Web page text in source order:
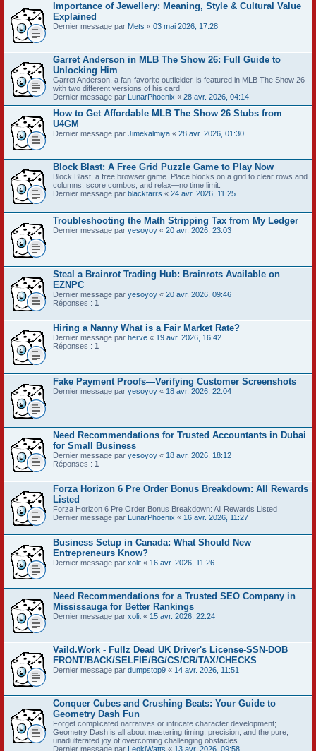
Importance of Jewellery: Meaning, Style & Cultural Value
Explained
Dernier message par Mets « 03 mai 2026, 17:28
Garret Anderson in MLB The Show 26: Full Guide to
Unlocking Him
Garret Anderson, a fan-favorite outfielder, is featured in MLB The Show 26
with two different versions of his card.
Dernier message par LunarPhoenix « 28 avr. 2026, 04:14
How to Get Affordable MLB The Show 26 Stubs from
U4GM
Dernier message par Jimekalmiya « 28 avr. 2026, 01:30
Block Blast: A Free Grid Puzzle Game to Play Now
Block Blast, a free browser game. Place blocks on a grid to clear rows and
columns, score combos, and relax—no time limit.
Dernier message par blacktarrs « 24 avr. 2026, 11:25
Troubleshooting the Math Stripping Tax from My Ledger
Dernier message par yesoyoy « 20 avr. 2026, 23:03
Steal a Brainrot Trading Hub: Brainrots Available on
EZNPC
Dernier message par yesoyoy « 20 avr. 2026, 09:46
Réponses : 1
Hiring a Nanny What is a Fair Market Rate?
Dernier message par herve « 19 avr. 2026, 16:42
Réponses : 1
Fake Payment Proofs—Verifying Customer Screenshots
Dernier message par yesoyoy « 18 avr. 2026, 22:04
Need Recommendations for Trusted Accountants in Dubai
for Small Business
Dernier message par yesoyoy « 18 avr. 2026, 18:12
Réponses : 1
Forza Horizon 6 Pre Order Bonus Breakdown: All Rewards
Listed
Forza Horizon 6 Pre Order Bonus Breakdown: All Rewards Listed
Dernier message par LunarPhoenix « 16 avr. 2026, 11:27
Business Setup in Canada: What Should New
Entrepreneurs Know?
Dernier message par xolit « 16 avr. 2026, 11:26
Need Recommendations for a Trusted SEO Company in
Mississauga for Better Rankings
Dernier message par xolit « 15 avr. 2026, 22:24
Vaild.Work - Fullz Dead UK Driver's License-SSN-DOB
FRONT/BACK/SELFIE/BG/CS/CR/TAX/CHECKS
Dernier message par dumpstop9 « 14 avr. 2026, 11:51
Conquer Cubes and Crushing Beats: Your Guide to
Geometry Dash Fun
Forget complicated narratives or intricate character development;
Geometry Dash is all about mastering timing, precision, and the pure,
unadulterated joy of overcoming challenging obstacles.
Dernier message par LeokiWatts « 13 avr. 2026, 09:58